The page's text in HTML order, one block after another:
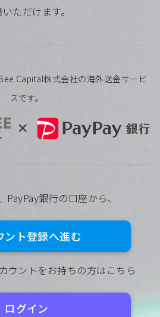
ただけます。
Capital株式会社の海外送金サービ
スです。
PayPay銀行の口座から、
ウントをお持ちの方はこちら
ント登録へ進む
ログイン